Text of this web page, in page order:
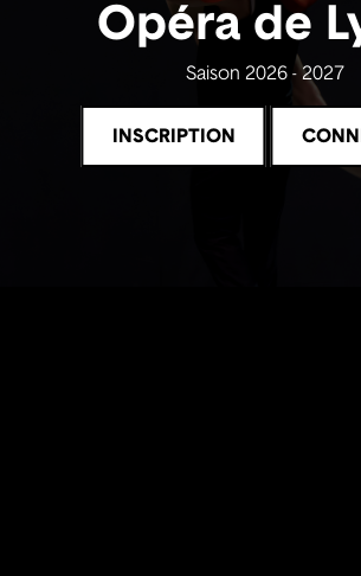
Opéra de
Saison 2026 - 2027
INSCRIPTION